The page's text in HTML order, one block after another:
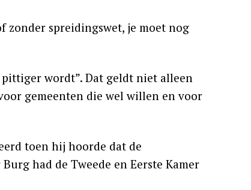
zonder spreidingswet, je moet nog
wordt”. Dat geldt niet alleen
gemeenten die wel willen en voor
toen hij hoorde dat de
had de Tweede en Eerste Kamer